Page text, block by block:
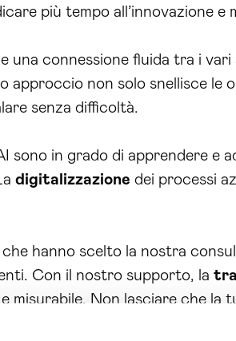
più tempo all’innovazione
una connessione fluida tra i
non solo snellisce le
senza difficoltà.
sono in grado di apprendere e
digitalizzazione dei processi
hanno scelto la nostra
Con il nostro supporto, la
misurabile. Non lasciare che la